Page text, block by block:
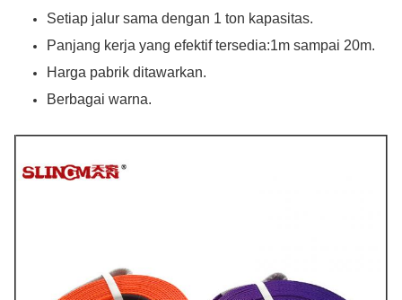
Setiap jalur sama dengan 1 ton kapasitas.
Panjang kerja yang efektif tersedia:1m sampai 20m.
Harga pabrik ditawarkan.
Berbagai warna.